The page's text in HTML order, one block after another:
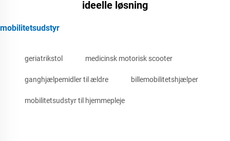
ideelle løsning
mobilitetsudstyr
geriatrikstol medicinsk motorisk scooter
ganghjælpemidler til ældre billemobilitetshjælper
mobilitetsudstyr til hjemmepleje